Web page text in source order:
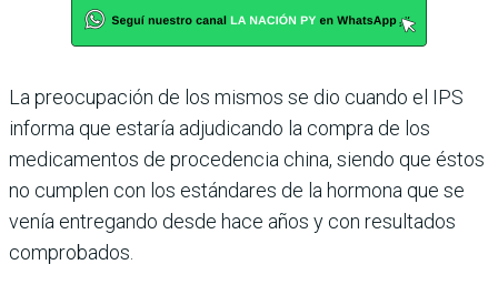
La preocupación de los mismos se dio cuando el IPS
informa que estaría adjudicando la compra de los
medicamentos de procedencia china, siendo que éstos
no cumplen con los estándares de la hormona que se
venía entregando desde hace años y con resultados
comprobados.